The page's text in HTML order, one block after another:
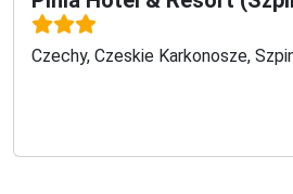
Czechy, Czeskie Karkonosze,